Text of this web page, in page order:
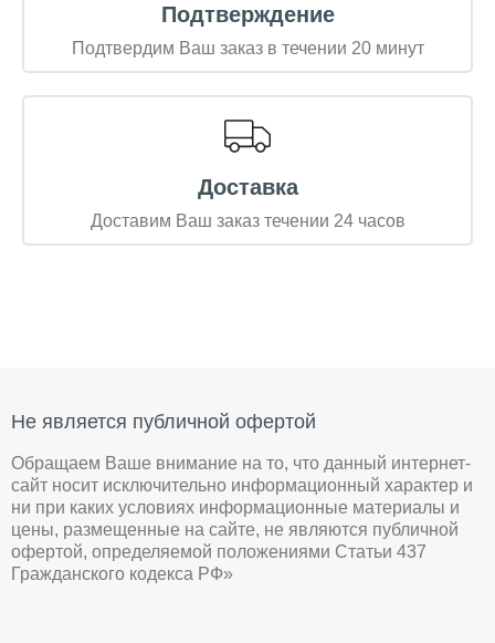
Подтверждение
Подтвердим Ваш заказ в течении 20 минут
Доставка
Доставим Ваш заказ течении 24 часов
Не является публичной офертой
Обращаем Ваше внимание на то, что данный интернет-
сайт носит исключительно информационный характер и
ни при каких условиях информационные материалы и
цены, размещенные на сайте, не являются публичной
офертой, определяемой положениями Статьи 437
Гражданского кодекса РФ»